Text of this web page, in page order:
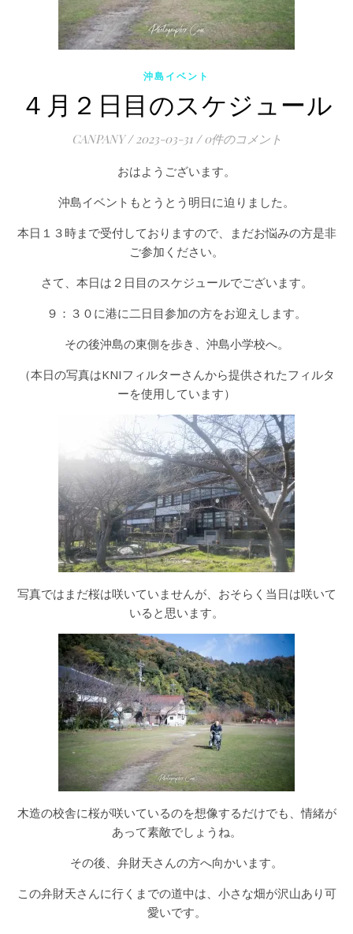
沖島イベント
４月２日目のスケジュール
CANPANY / 2023-03-31 / 0件のコメント
おはようございます。
沖島イベントもとうとう明日に迫りました。
本日１３時まで受付しておりますので、まだお悩みの方是非
ご参加ください。
さて、本日は２日目のスケジュールでございます。
９：３０に港に二日目参加の方をお迎えします。
その後沖島の東側を歩き、沖島小学校へ。
（本日の写真はKNIフィルターさんから提供されたフィルタ
ーを使用しています）
写真ではまだ桜は咲いていませんが、おそらく当日は咲いて
いると思います。
木造の校舎に桜が咲いているのを想像するだけでも、情緒が
あって素敵でしょうね。
その後、弁財天さんの方へ向かいます。
この弁財天さんに行くまでの道中は、小さな畑が沢山あり可
愛いです。